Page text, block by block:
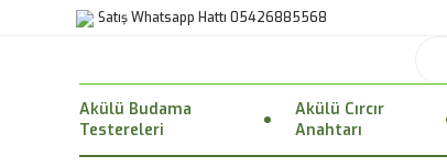
Satış Whatsapp Hattı 05426885568
Akülü Budama
Testereleri
Akülü Cırcır
Anahtarı